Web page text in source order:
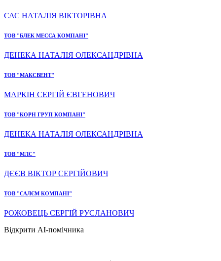
САС НАТАЛІЯ ВІКТОРІВНА
ТОВ "БЛЕК МЕССА КОМПАНІ"
ДЕНЕКА НАТАЛІЯ ОЛЕКСАНДРІВНА
ТОВ "МАКСВЕНТ"
МАРКІН СЕРГІЙ ЄВГЕНОВИЧ
ТОВ "КОРН ГРУП КОМПАНІ"
ДЕНЕКА НАТАЛІЯ ОЛЕКСАНДРІВНА
ТОВ "МЛС"
ДЄЄВ ВІКТОР СЕРГІЙОВИЧ
ТОВ "САЛЄМ КОМПАНІ"
РОЖОВЕЦЬ СЕРГІЙ РУСЛАНОВИЧ
Відкрити AI-помічника